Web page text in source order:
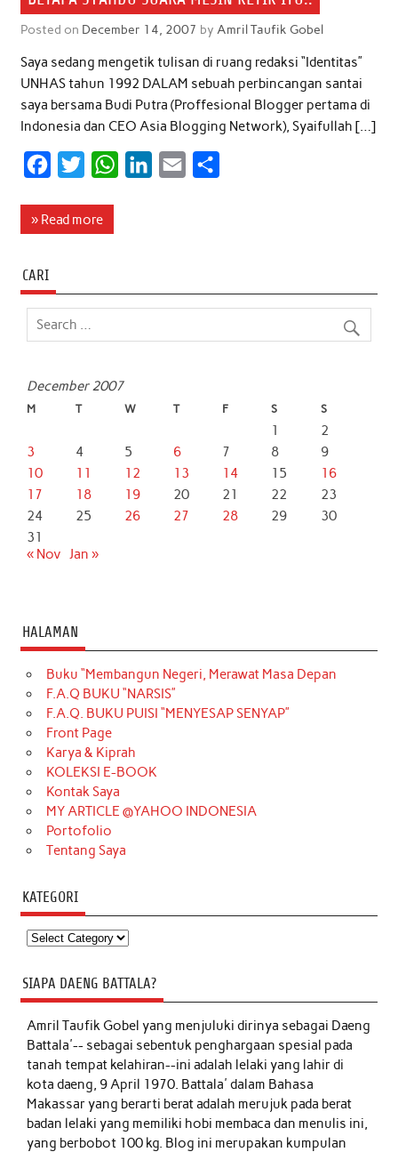
Posted on December 14, 2007 by Amril Taufik Gobel
Saya sedang mengetik tulisan di ruang redaksi “Identitas”
UNHAS tahun 1992 DALAM sebuah perbincangan santai
saya bersama Budi Putra (Proffesional Blogger pertama di
Indonesia dan CEO Asia Blogging Network), Syaifullah […]
c
o
o
i
e
W
A
d
» Read more
CARI
December 2007
M T W T F S S
1
2
3
4 5 6 7 8
9
10
11 12 13 14 15
16
17
18 19 20 21 22
23
24
25 26 27 28 29
30
31
« Nov Jan »
HALAMAN
Buku “Membangun Negeri, Merawat Masa Depan
F.A.Q BUKU “NARSIS”
F.A.Q. BUKU PUISI “MENYESAP SENYAP”
Front Page
Karya & Kiprah
KOLEKSI E-BOOK
Kontak Saya
MY ARTICLE @YAHOO INDONESIA
Portofolio
Tentang Saya
KATEGORI
Kategori
SIAPA DAENG BATTALA?
Amril Taufik Gobelyang menjuluki dirinya sebagai Daeng
Battala'-- sebagai sebentuk penghargaan spesial pada
tanah tempat kelahiran--ini adalah lelaki yang lahir di
kota daeng, 9 April 1970. Battala' dalam Bahasa
Makassar yang berarti berat adalah merujuk pada berat
badan lelaki yang memiliki hobi membaca dan menulis ini,
yang berbobot 100 kg. Blog ini merupakan kumpulan